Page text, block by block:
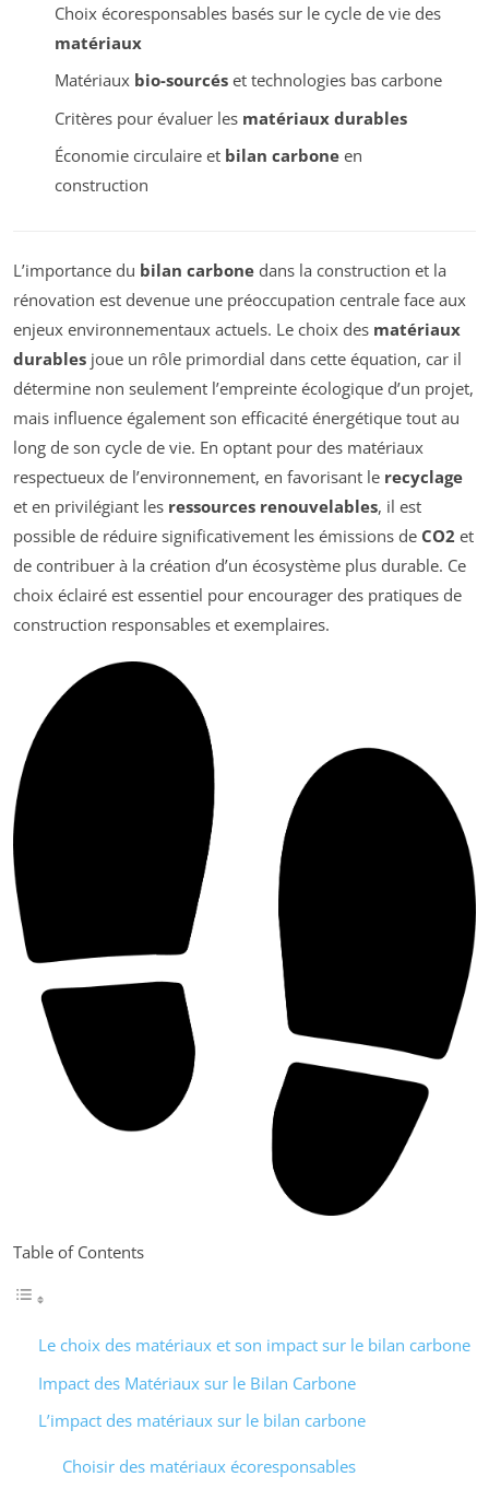
Choix écoresponsables basés sur le cycle de vie des
matériaux
Matériaux bio-sourcéset technologies bas carbone
Critères pour évaluer les matériaux durables
Économie circulaire et bilan carboneen
construction
L’importance du bilan carbone dans la construction et la
rénovation est devenue une préoccupation centrale face aux
enjeux environnementaux actuels. Le choix des matériaux
durables joue un rôle primordial dans cette équation, car il
détermine non seulement l’empreinte écologique d’un projet,
mais influence également son efficacité énergétique tout au
long de son cycle de vie. En optant pour des matériaux
respectueux de l’environnement, en favorisant le recyclage
et en privilégiant les ressources renouvelables, il est
possible de réduire significativement les émissions de CO2 et
de contribuer à la création d’un écosystème plus durable. Ce
choix éclairé est essentiel pour encourager des pratiques de
construction responsables et exemplaires.
Table of Contents
Le choix des matériaux et son impact sur le bilan carbone
Impact des Matériaux sur le Bilan Carbone
L’impact des matériaux sur le bilan carbone
Choisir des matériaux écoresponsables